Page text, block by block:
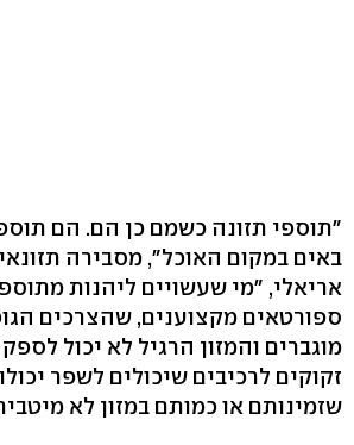
"תוספי תזונה כשמם כן הם. הם
באים במקום האוכל", מסבירה
אריאלי, "מי שעשויים ליהנות
ספורטאים מקצוענים, שהצרכים
מוגברים והמזון הרגיל לא יכול
זקוקים לרכיבים שיכולים לשפר
שזמינותם או כמותם במזון לא